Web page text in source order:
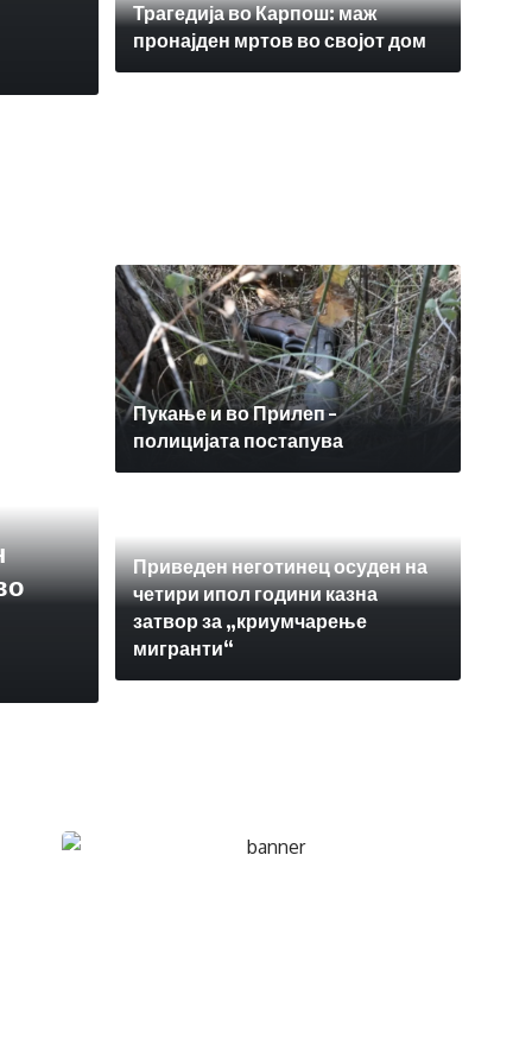
Трагедија во Карпош: маж
пронајден мртов во својот дом
Пукање и во Прилеп –
полицијата постапува
Приведен неготинец осуден на
четири ипол години казна
затвор за „криумчарење
мигранти“